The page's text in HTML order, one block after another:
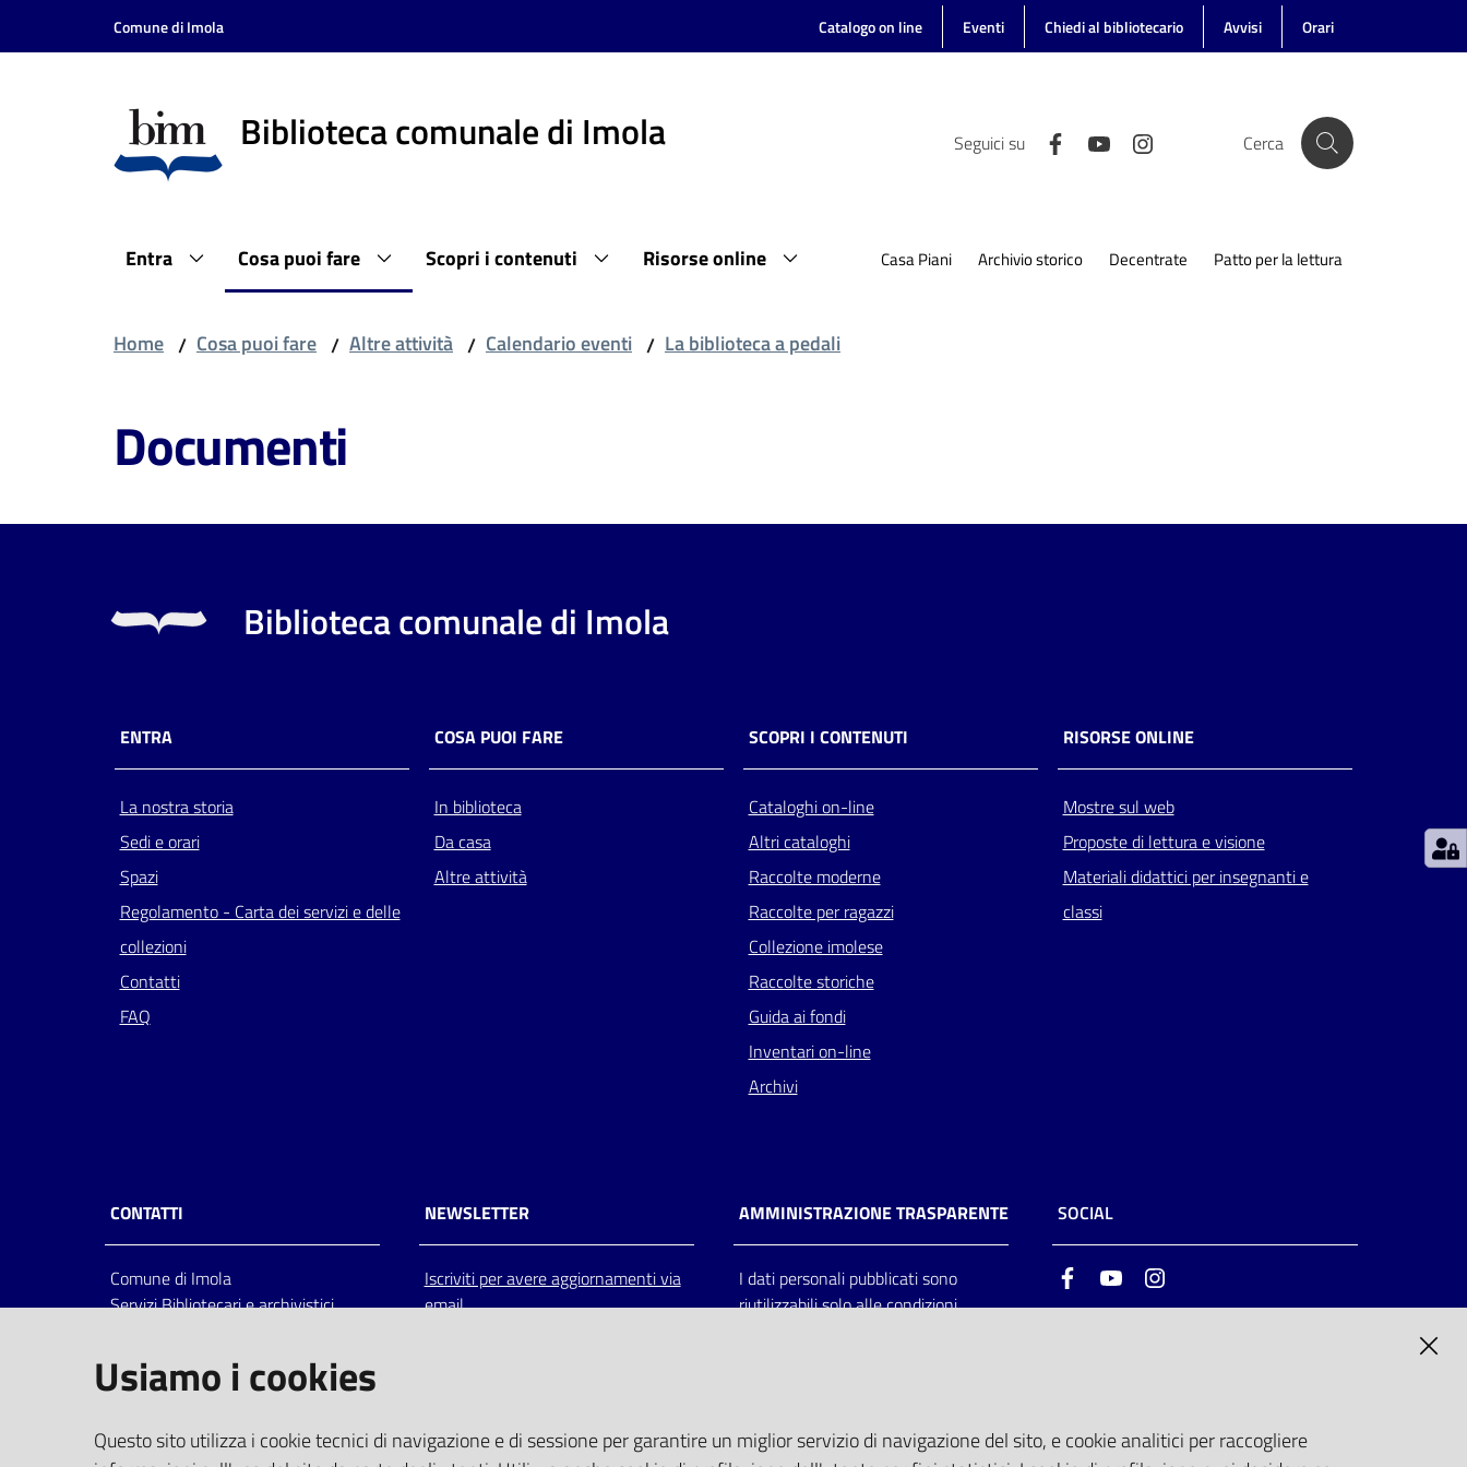
Vai al contenuto
Vai alla navigazione
Comune di Imola Catalogo on line Eventi Chiedi al bibliotecario Avvisi Orari
Biblioteca comunale di Imola Seguici su Cerca
Entra Cosa puoi fare Scopri i contenuti Risorse online Casa Piani Archivio storico Decentrate Patto per la lettura
Home / Cosa puoi fare / Altre attività / Calendario eventi / La biblioteca a pedali
Documenti
Biblioteca comunale di Imola
ENTRA
La nostra storia
Sedi e orari
Spazi
Regolamento - Carta dei servizi e delle
collezioni
Contatti
FAQ
COSA PUOI FARE
In biblioteca
Da casa
Altre attività
SCOPRI I CONTENUTI
Cataloghi on-line
Altri cataloghi
Raccolte moderne
Raccolte per ragazzi
Collezione imolese
Raccolte storiche
Guida ai fondi
Inventari on-line
Archivi
RISORSE ONLINE
Mostre sul web
Proposte di lettura e visione
Materiali didattici per insegnanti e
classi
CONTATTI
Comune di Imola
Servizi Bibliotecari e archivistici
Italia
centralino: tel 0542.6026.36 fax
bim@comune.imola.bo.it
PEC
NEWSLETTER
Iscriviti per avere aggiornamenti via
email
AMMINISTRAZIONE TRASPARENTE
I dati personali pubblicati sono
riutilizzabili solo alle condizioni
SOCIAL
FacebookYoutube
Usiamo i cookies
Questo sito utilizza i cookie tecnici di navigazione e di sessione per garantire un miglior servizio di navigazione del sito, e cookie analitici per raccogliere